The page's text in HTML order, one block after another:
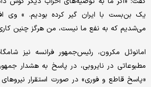
یک بن‌بست با ایران گیر کرده بودیم. » وی
می‌شدیم که به نفع ما نیست، من هرگز چنین
امانوئل مکرون، رئیس‌جمهور فرانسه نیز
مطبوعاتی در نایروبی، در پاسخ به هشدار
«پاسخ قاطع و فوری» در صورت استقرار نیروهای